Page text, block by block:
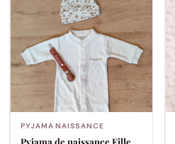
PYJAMA NAISSANCE
Pyjama de naissance Fille